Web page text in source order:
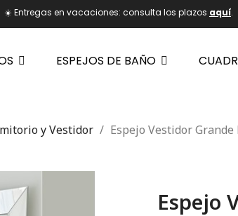
☀️ Entregas en vacaciones: consulta los plazos aquí.
ESPEJOS DE BAÑO
y Vestidor Espejo Vestidor Grande
Espejo